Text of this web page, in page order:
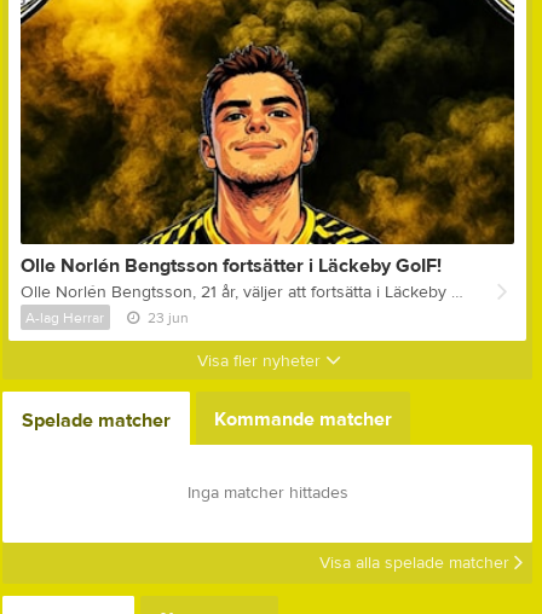
Olle Norlén Bengtsson fortsätter i Läckeby GoIF!
Olle Norlén Bengtsson, 21 år, väljer att fortsätta i Läckeby GoIF! Olle är back! Löpstark, bra spänst och bra i duell-spelet! En spelare med riktigt bra inställning! Kommentar ifrån huvudtränare Anders Hagstedt: " - Olle ger allt på planen och kommer tillföra mycket vilja till oss! Riktigt roligt att Olle är tillbaka, i alla fall över sommaren! Dialogen om ett sommarbesök hos oss inleddes redan runt jul förra året, kul att det blev verklighet! " Olle flyttade förra sommaren till Linköping pga studier, men kommer att finnas tillgänglig nu under sommaren!
A-lag Herrar 23 jun
Visa fler nyheter
Spelade matcher Kommande matcher
Inga matcher hittades
Visa alla spelade matcher